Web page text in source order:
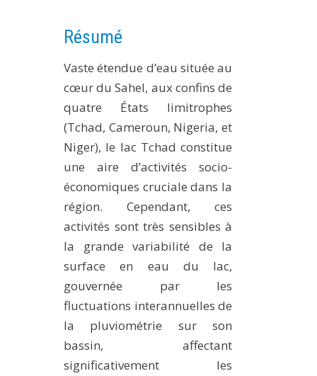
Résumé
Vaste étendue d’eau située au
cœur du Sahel, aux confins de
quatre États limitrophes
(Tchad, Cameroun, Nigeria, et
Niger), le lac Tchad constitue
une aire d’activités socio-
économiques cruciale dans la
région. Cependant, ces
activités sont très sensibles à
la grande variabilité de la
surface en eau du lac,
gouvernée par les
fluctuations interannuelles de
la pluviométrie sur son
bassin, affectant
significativement les